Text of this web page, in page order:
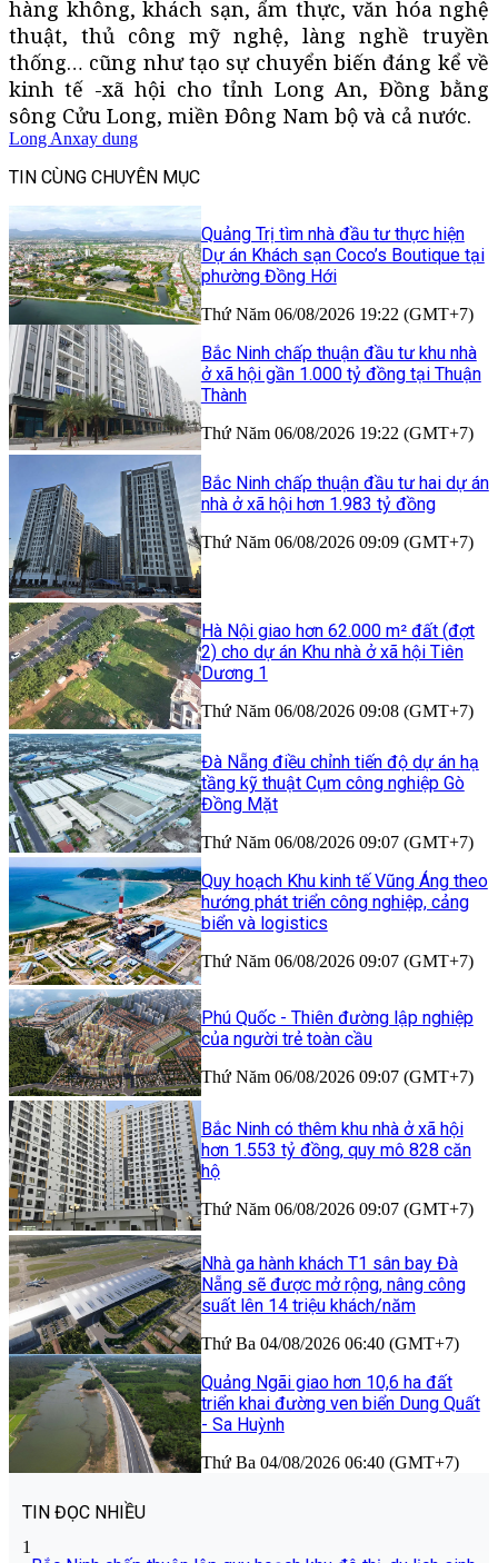
hàng không, khách sạn, ẩm thực, văn hóa nghệ
thuật, thủ công mỹ nghệ, làng nghề truyền
thống… cũng như tạo sự chuyển biến đáng kể về
kinh tế -xã hội cho tỉnh Long An, Đồng bằng
sông Cửu Long, miền Đông Nam bộ và cả nước.
Long Anxay dung
TIN CÙNG CHUYÊN MỤC
Quảng Trị tìm nhà đầu tư thực hiện
Dự án Khách sạn Coco’s Boutique tại
phường Đồng Hới
Thứ Năm 06/08/2026 19:22 (GMT+7)
Bắc Ninh chấp thuận đầu tư khu nhà
ở xã hội gần 1.000 tỷ đồng tại Thuận
Thành
Thứ Năm 06/08/2026 19:22 (GMT+7)
Bắc Ninh chấp thuận đầu tư hai dự án
nhà ở xã hội hơn 1.983 tỷ đồng
Thứ Năm 06/08/2026 09:09 (GMT+7)
Hà Nội giao hơn 62.000 m² đất (đợt
2) cho dự án Khu nhà ở xã hội Tiên
Dương 1
Thứ Năm 06/08/2026 09:08 (GMT+7)
Đà Nẵng điều chỉnh tiến độ dự án hạ
tầng kỹ thuật Cụm công nghiệp Gò
Đồng Mặt
Thứ Năm 06/08/2026 09:07 (GMT+7)
Quy hoạch Khu kinh tế Vũng Áng theo
hướng phát triển công nghiệp, cảng
biển và logistics
Thứ Năm 06/08/2026 09:07 (GMT+7)
Phú Quốc - Thiên đường lập nghiệp
của người trẻ toàn cầu
Thứ Năm 06/08/2026 09:07 (GMT+7)
Bắc Ninh có thêm khu nhà ở xã hội
hơn 1.553 tỷ đồng, quy mô 828 căn
hộ
Thứ Năm 06/08/2026 09:07 (GMT+7)
Nhà ga hành khách T1 sân bay Đà
Nẵng sẽ được mở rộng, nâng công
suất lên 14 triệu khách/năm
Thứ Ba 04/08/2026 06:40 (GMT+7)
Quảng Ngãi giao hơn 10,6 ha đất
triển khai đường ven biển Dung Quất
- Sa Huỳnh
Thứ Ba 04/08/2026 06:40 (GMT+7)
TIN ĐỌC NHIỀU
1